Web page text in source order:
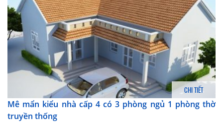
CHI TIẾT
Mê mẩn kiểu nhà cấp 4 có 3 phòng ngủ 1 phòng thờ
truyền thống